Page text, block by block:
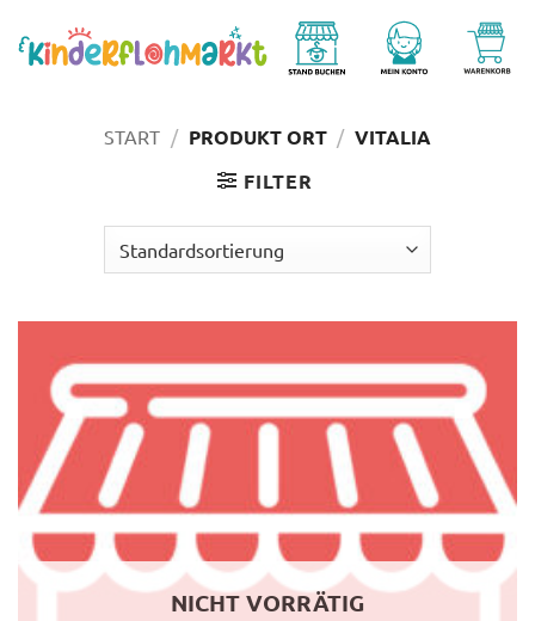
Inhalt
springen
START / PRODUKT ORT / VITALIA
FILTER
NICHT VORRÄTIG